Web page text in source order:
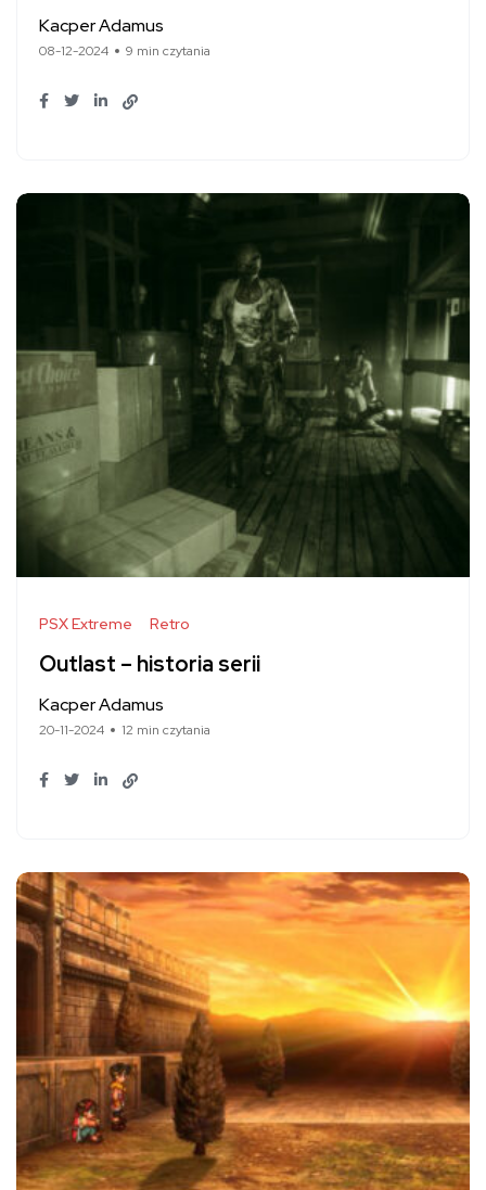
Kacper Adamus
08-12-2024 9 min czytania
PSX Extreme Retro
Outlast – historia serii
Kacper Adamus
20-11-2024 12 min czytania